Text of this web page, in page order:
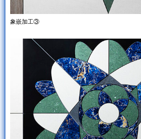
象嵌加工③